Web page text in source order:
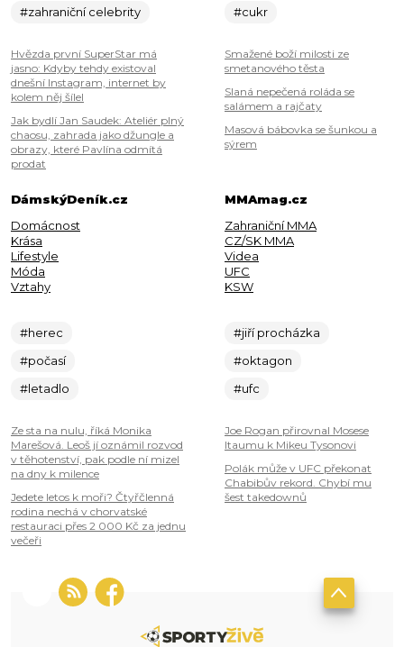
#zahraniční celebrity
Hvězda první SuperStar má
jasno: Kdyby tehdy existoval
dnešní Instagram, internet by
kolem něj šílel
Jak bydlí Jan Saudek: Ateliér plný
chaosu, zahrada jako džungle a
obrazy, které Pavlína odmítá
prodat
#cukr
Smažené boží milosti ze
smetanového těsta
Slaná nepečená roláda se
salámem a rajčaty
Masová bábovka se šunkou a
sýrem
DámskýDeník.cz
Domácnost
Krása
Lifestyle
Móda
Vztahy
#herec
#počasí
#letadlo
Ze sta na nulu, říká Monika
Marešová. Leoš jí oznámil rozvod
v těhotenství, pak podle ní mizel
na dny k milence
Jedete letos k moři? Čtyřčlenná
rodina nechá v chorvatské
restauraci přes 2 000 Kč za jednu
večeři
MMAmag.cz
Zahraniční MMA
CZ/SK MMA
Videa
UFC
KSW
#jiří procházka
#oktagon
#ufc
Joe Rogan přirovnal Mosese
Itaumu k Mikeu Tysonovi
Polák může v UFC překonat
Chabibův rekord. Chybí mu
šest takedownů